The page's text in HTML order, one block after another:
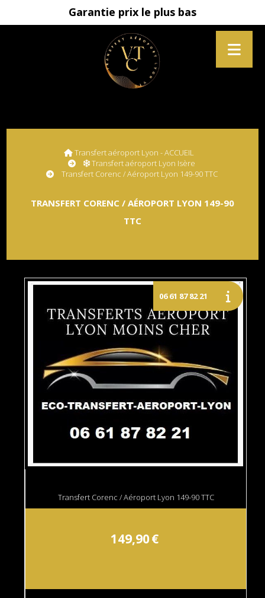
Garantie prix le plus bas
Transfert aéroport Lyon - ACCUEIL
Transfert aéroport Lyon Isère
Transfert Corenc / Aéroport Lyon 149-90 TTC
TRANSFERT CORENC / AÉROPORT LYON 149-90
TTC
Transfert Corenc / Aéroport Lyon 149-90 TTC
149,90€